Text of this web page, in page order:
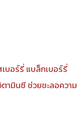
บอร์รี่ แบล็กเบอร์รี่
ามินซี ช่วยชะลอความ